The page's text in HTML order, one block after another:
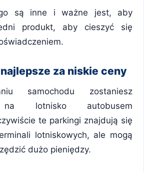
są inne i ważne jest, aby
produkt, aby cieszyć się
najlepsze za niskie ceny
samochodu zostaniesz
na lotnisko autobusem
te parkingi znajdują się
lotniskowych, ale mogą
dużo pieniędzy.